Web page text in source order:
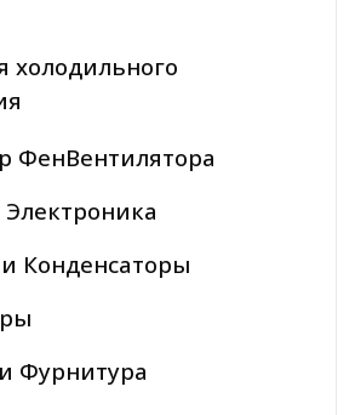
холодильного
ФенВентилятора
Конденсаторы
Фурнитура